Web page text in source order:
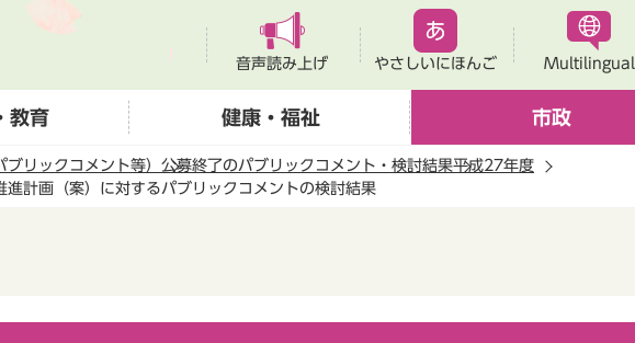
音声読み上げ やさしいにほんご Multilingual
教育 健康・福祉 市政
ブリックコメント等） 公募終了のパブリックコメント・検討結果平成27年度
計画（案）に対するパブリックコメントの検討結果